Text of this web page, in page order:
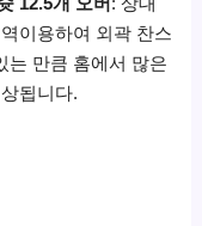
이용하여 외곽 찬스
는 만큼 홈에서 많은
됩니다.